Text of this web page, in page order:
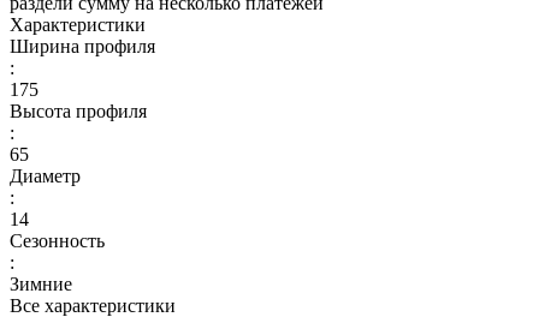
Характеристики
Ширина профиля
:
175
Высота профиля
:
65
Диаметр
:
14
Сезонность
:
Зимние
Все характеристики